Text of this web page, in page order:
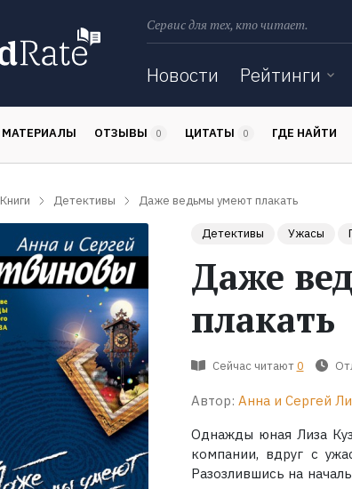
Сервис для тех, кто читает.
Новости Рейтинги
МАТЕРИАЛЫ ОТЗЫВЫ 0 ЦИТАТЫ 0 ГДЕ НАЙТИ
Книги Детективы Даже ведьмы умеют плакать
Детективы Ужасы
Даже
плакать
Сейчас читают 0
Автор: Анна и Сергей
Однажды юная Лиза
компании, вдруг с
Разозлившись на